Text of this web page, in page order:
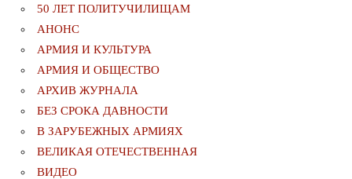
50 ЛЕТ ПОЛИТУЧИЛИЩАМ
АНОНС
АРМИЯ И КУЛЬТУРА
АРМИЯ И ОБЩЕСТВО
АРХИВ ЖУРНАЛА
БЕЗ СРОКА ДАВНОСТИ
В ЗАРУБЕЖНЫХ АРМИЯХ
ВЕЛИКАЯ ОТЕЧЕСТВЕННАЯ
ВИДЕО